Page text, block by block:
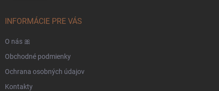
INFORMÁCIE PRE VÁS
O nás 🎀
Obchodné podmienky
Ochrana osobných údajov
Kontakty